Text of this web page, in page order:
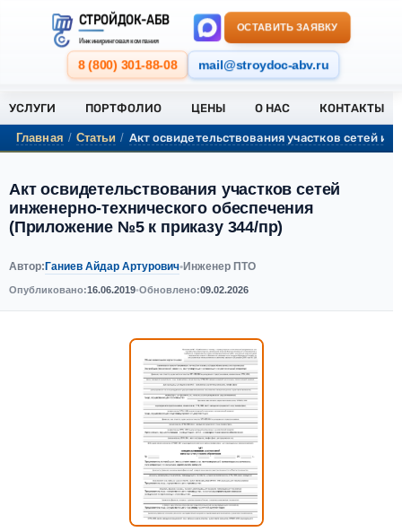
СТРОЙДОК-АБВ
Инжиниринговая компания
8 (800) 301-88-08 mail@stroydoc-abv.ru
ОСТАВИТЬ ЗАЯВКУ
УСЛУГИ ПОРТФОЛИО ЦЕНЫ О НАС КОНТАКТЫ
Главная / Статьи / Акт освидетельствования участков сетей
Акт освидетельствования участков сетей
инженерно-технического обеспечения
(Приложение №5 к приказу 344/пр)
Автор:Ганиев Айдар Артурович•Инженер ПТО
Опубликовано:16.06.2019•Обновлено:09.02.2026